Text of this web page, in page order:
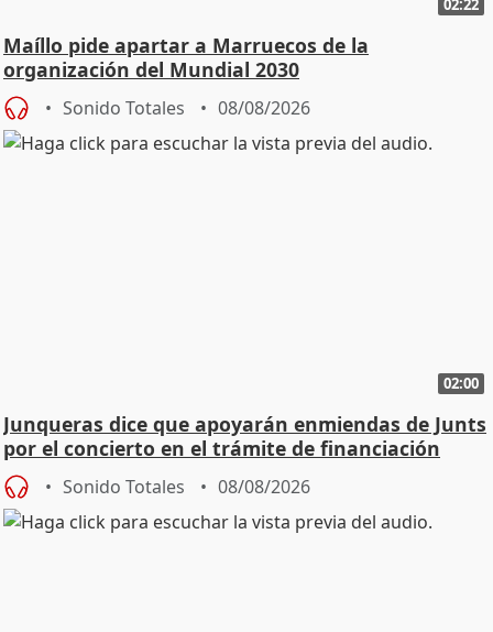
02:22
Maíllo pide apartar a Marruecos de la
organización del Mundial 2030
Sonido Totales 08/08/2026
02:00
Junqueras dice que apoyarán enmiendas de Junts
por el concierto en el trámite de financiación
Sonido Totales 08/08/2026